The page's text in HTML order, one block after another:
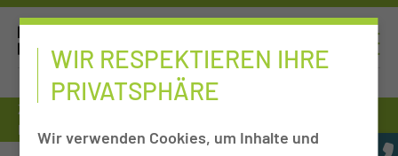
Zuweiser
Prof. Dr. med. Björn Brücher
WIR RESPEKTIEREN IHRE
PRIVATSPHÄRE
Wir verwenden Cookies, um Inhalte und